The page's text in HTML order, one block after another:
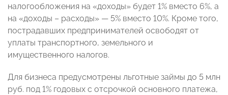
налогообложения на «доходы» будет 1% вместо 6%, а
на «доходы – расходы» — 5% вместо 10%. Кроме того,
пострадавших предпринимателей освободят от
уплаты транспортного, земельного и
имущественного налогов.
Для бизнеса предусмотрены льготные займы до 5 млн
руб. под 1% годовых с отсрочкой основного платежа,